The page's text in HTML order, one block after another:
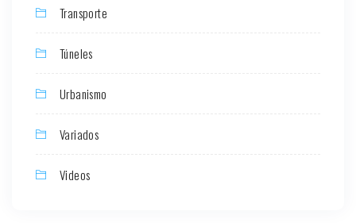
Transporte
Túneles
Urbanismo
Variados
Videos